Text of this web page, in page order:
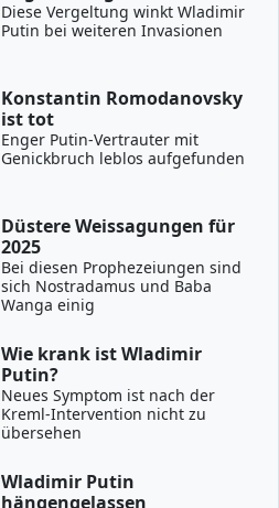
Diese Vergeltung winkt Wladimir
Putin bei weiteren Invasionen
Konstantin Romodanovsky
ist tot
Enger Putin-Vertrauter mit
Genickbruch leblos aufgefunden
Düstere Weissagungen für
2025
Bei diesen Prophezeiungen sind
sich Nostradamus und Baba
Wanga einig
Wie krank ist Wladimir
Putin?
Neues Symptom ist nach der
Kreml-Intervention nicht zu
übersehen
Wladimir Putin
hängengelassen